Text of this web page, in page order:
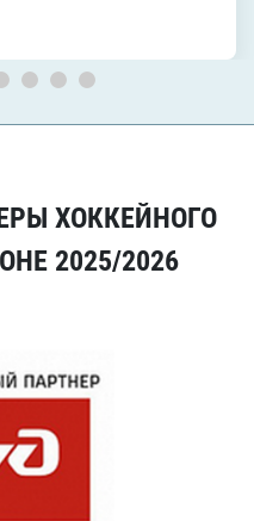
ХОККЕЙНОГО
2025/2026